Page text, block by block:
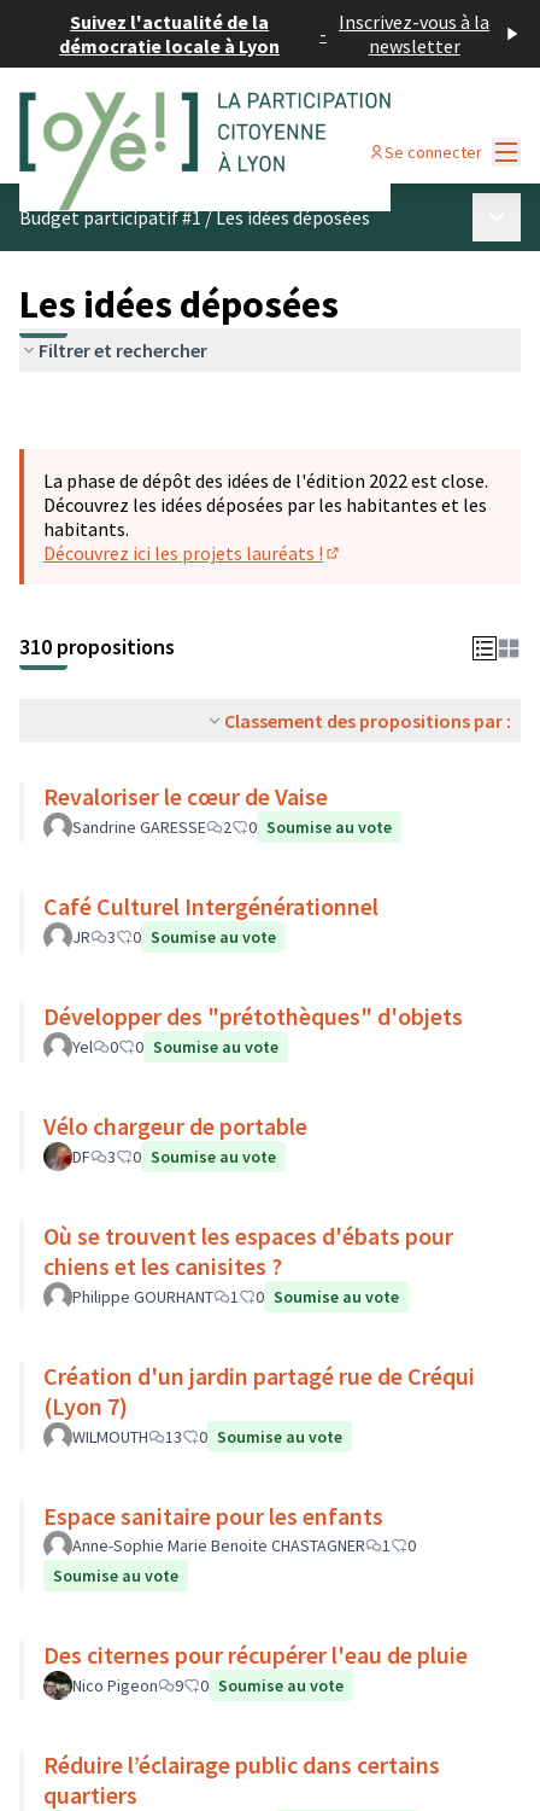
Suivez l'actualité de la
démocratie locale à Lyon
- Inscrivez-vous à la
newsletter
Se connecter
Budget participatif #1/Les idées déposées
Les idées déposées
Filtrer et rechercher
La phase de dépôt des idées de l'édition 2022 est close.
Découvrez les idées déposées par les habitantes et les
habitants.
Découvrez ici les projets lauréats !
310 propositions
Classement des propositions par :
Revaloriser le cœur de Vaise
Sandrine GARESSE 2 0 Soumise au vote
Café Culturel Intergénérationnel
JR 3 0 Soumise au vote
Développer des "prétothèques" d'objets
Yel 0 0 Soumise au vote
Vélo chargeur de portable
DF 3 0 Soumise au vote
Où se trouvent les espaces d'ébats pour
chiens et les canisites ?
Philippe GOURHANT 1 0 Soumise au vote
Création d'un jardin partagé rue de Créqui
(Lyon 7)
WILMOUTH 13 0 Soumise au vote
Espace sanitaire pour les enfants
Anne-Sophie Marie Benoite CHASTAGNER 1
0
Soumise au vote
Des citernes pour récupérer l'eau de pluie
Nico Pigeon 9 0 Soumise au vote
Réduire l’éclairage public dans certains
quartiers